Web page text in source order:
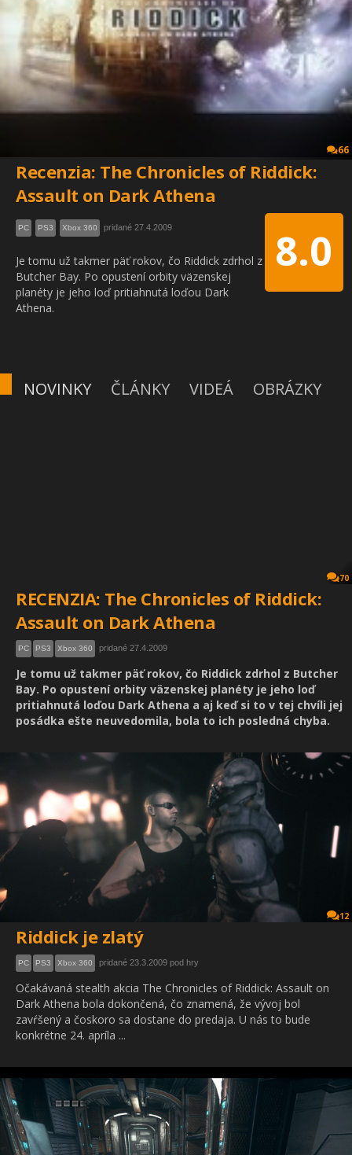
66
Recenzia: The Chronicles of Riddick:
Assault on Dark Athena
8.0
PC PS3 Xbox 360 pridané 27.4.2009
Je tomu už takmer päť rokov, čo Riddick zdrhol z
Butcher Bay. Po opustení orbity väzenskej
planéty je jeho loď pritiahnutá loďou Dark
Athena.
NOVINKY ČLÁNKY VIDEÁ OBRÁZKY
70
RECENZIA: The Chronicles of Riddick:
Assault on Dark Athena
PC PS3 Xbox 360 pridané 27.4.2009
Je tomu už takmer päť rokov, čo Riddick zdrhol z Butcher
Bay. Po opustení orbity väzenskej planéty je jeho loď
pritiahnutá loďou Dark Athena a aj keď si to v tej chvíli jej
posádka ešte neuvedomila, bola to ich posledná chyba.
12
Riddick je zlatý
PC PS3 Xbox 360 pridané 23.3.2009 pod hry
Očakávaná stealth akcia The Chronicles of Riddick: Assault on
Dark Athena bola dokončená, čo znamená, že vývoj bol
zavŕšený a čoskoro sa dostane do predaja. U nás to bude
konkrétne 24. apríla ...